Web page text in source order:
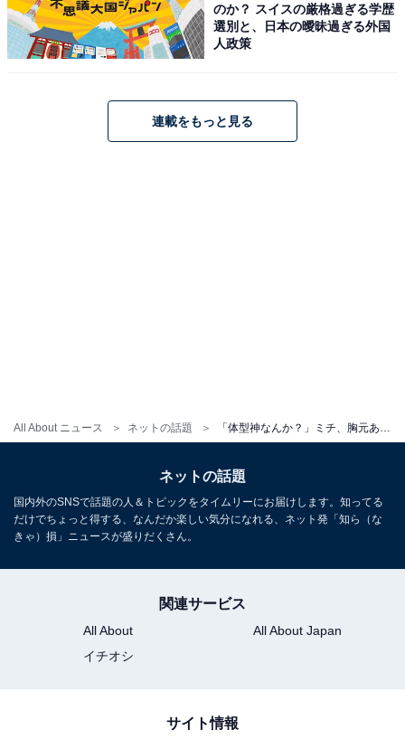
All About ニュース ネットの話題 「体型神なんか？」ミチ、胸元あらわな大胆コーデでミラノを満喫！ 「セクシーで可愛いのは最強」の声も
のか？ スイスの厳格過ぎる学歴
選別と、日本の曖昧過ぎる外国
人政策
連載をもっと見る
ネットの話題
国内外のSNSで話題の人＆トピックをタイムリーにお届けします。知ってる
だけでちょっと得する、なんだか楽しい気分になれる、ネット発「知ら（な
きゃ）損」ニュースが盛りだくさん。
関連サービス
All About
All About Japan
イチオシ
サイト情報